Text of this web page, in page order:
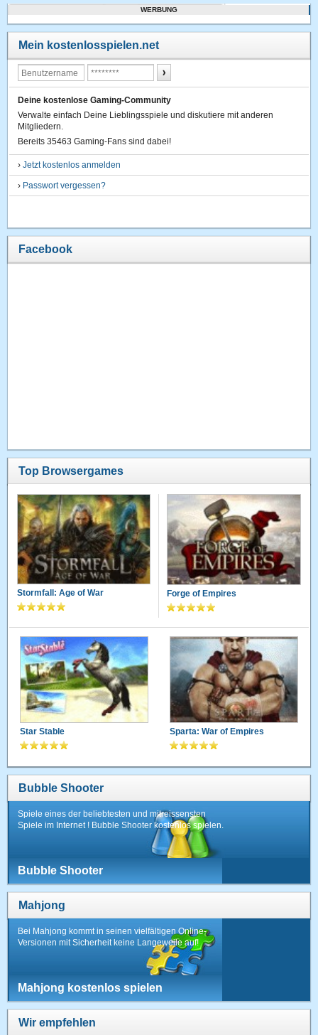
WERBUNG
Mein kostenlosspielen.net
Deine kostenlose Gaming-Community
Verwalte einfach Deine Lieblingsspiele und diskutiere mit anderen
Mitgliedern.
Bereits 35463 Gaming-Fans sind dabei!
›Jetzt kostenlos anmelden
› Passwort vergessen?
Facebook
Top Browsergames
Stormfall: Age of War Forge of Empires
Star Stable Sparta: War of Empires
Bubble Shooter
Spiele eines der beliebtesten und mitreissensten
Spiele im Internet ! Bubble Shooter kostenlos spielen.
Bubble Shooter
Mahjong
Bei Mahjong kommt in seinen vielfältigen Online-
Versionen mit Sicherheit keine Langeweile auf!
Mahjong kostenlos spielen
Wir empfehlen